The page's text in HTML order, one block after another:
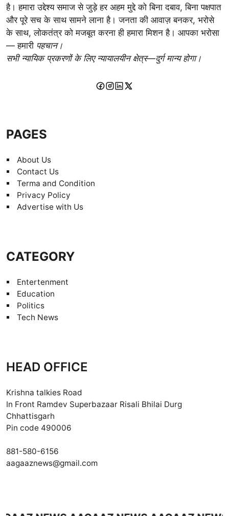
है। हमारा उद्देश्य समाज से जुड़े हर अहम मुद्दे को बिना दबाव, बिना पक्षपात
और पूरे सच के साथ सामने लाना है। जनता की आवाज़ बनकर, भरोसे
के साथ, लोकतंत्र को मजबूत करना ही हमारा मिशन है। आपका भरोसा
— हमारी पहचान।
सभी न्यायिक प्रकरणों के लिए न्यायालयीन क्षेत्र—दुर्ग मान्य होगा।
PAGES
About Us
Contact Us
Terma and Condition
Privacy Policy
Advertise with Us
CATEGORY
Entertenment
Education
Politics
Tech News
HEAD OFFICE
Krishna talkies Road
In Front Ramdev Superbazaar Risali Bhilai Durg
Chhattisgarh
Pin code 490006
881-580-6156
aagaaznews@gmail.com